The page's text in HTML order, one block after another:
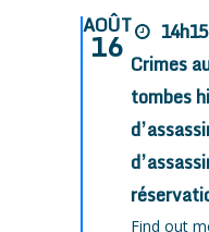
Avis de décès,
septembre 2025.
AOÛT
16
14h15
Crimes
tombes
Find out